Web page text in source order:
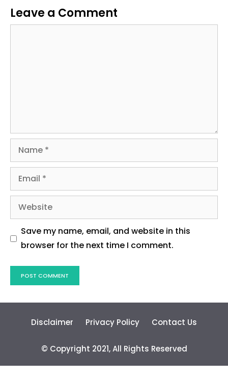
Leave a Comment
Name
Email
Website
Save my name, email, and website in this
J
o
i
n
W
h
a
t
s
A
p
p
r
o
u
p
© Copyright 2021, All Rights Reserved